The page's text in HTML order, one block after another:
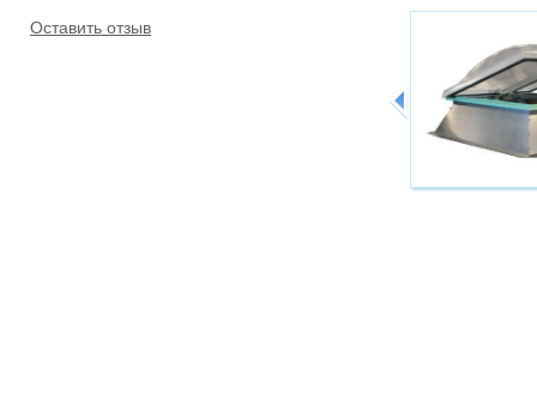
Оставить отзыв